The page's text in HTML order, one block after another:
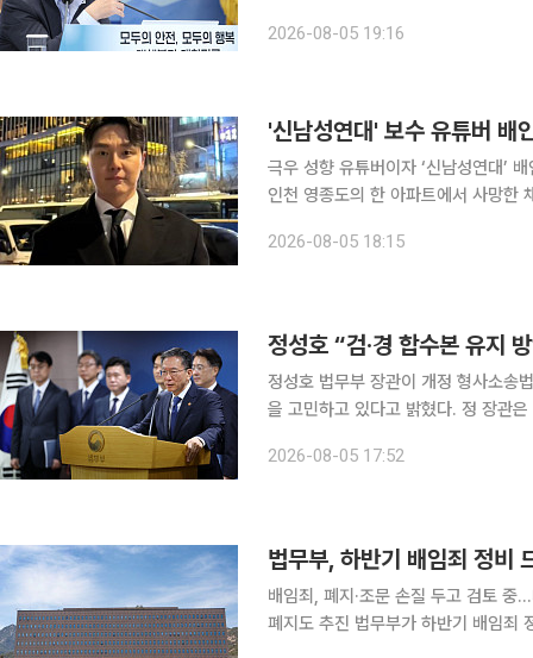
는 현실적인, 나름의 타당성이 있는
2026-08-05 19:16
'신남성연대' 보수 유튜버
극우 성향 유튜버이자 ‘신남성연대’ 배인규 대표가 사망했
인천 영종도의 한 아파트에서 사망한 채 발견됐다. 향년 36
인하대병원 영안실에 안치된 상태로
2026-08-05 18:15
정성호 “검·경 합수본 유지
정성호 법무부 장관이 개정 형사소송
을 고민하고 있다고 밝혔다. 정 장관은 5일 정부과천청사에서 열린 법무부 업무보고 사전 브리핑에
권과 보완수사권이 사라지기 때문에
2026-08-05 17:52
법무부, 하반기 배임죄 정비
배임죄, 폐지·조문 손질 두고 검토
폐지도 추진 법무부가 하반기 배임죄 정비와 집단소송제 확대를 추진한다. 기업 경영 부담을 완화하